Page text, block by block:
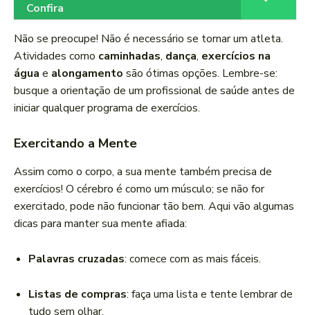
Confira
Não se preocupe! Não é necessário se tornar um atleta.
Atividades como caminhadas, dança, exercícios na
água e alongamento são ótimas opções. Lembre-se:
busque a orientação de um profissional de saúde antes de
iniciar qualquer programa de exercícios.
Exercitando a Mente
Assim como o corpo, a sua mente também precisa de
exercícios! O cérebro é como um músculo; se não for
exercitado, pode não funcionar tão bem. Aqui vão algumas
dicas para manter sua mente afiada:
Palavras cruzadas: comece com as mais fáceis.
Listas de compras: faça uma lista e tente lembrar de
tudo sem olhar.